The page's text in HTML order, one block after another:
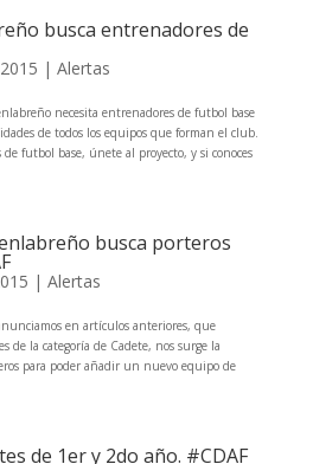
busca entrenadores de
| Alertas
necesita entrenadores de futbol base
de todos los equipos que forman el club.
futbol base, únete al proyecto, y si conoces
busca porteros
| Alertas
en artículos anteriores, que
de la categoría de Cadete, nos surge la
para poder añadir un nuevo equipo de
de 1er y 2do año. #CDAF